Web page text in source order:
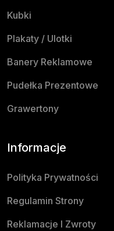
Kubki
Plakaty / Ulotki
Banery Reklamowe
Pudełka Prezentowe
Grawertony
Informacje
Polityka Prywatności
Regulamin Strony
Reklamacje I Zwroty